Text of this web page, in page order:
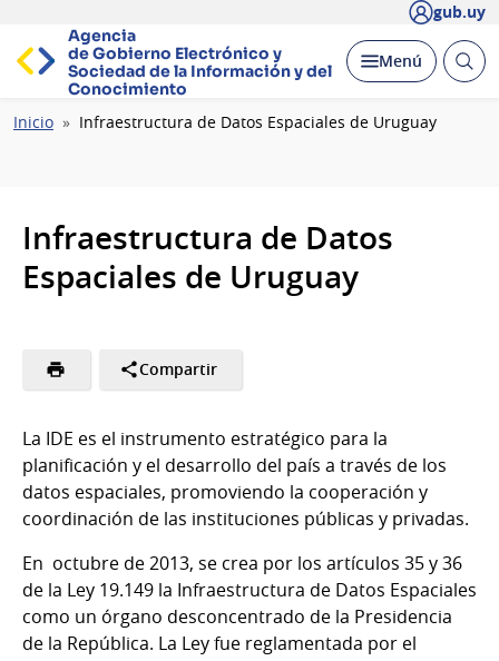
gub.uy
Agencia
de Gobierno Electrónico y
Sociedad de la Información y del
Conocimiento
Desplegar
Menú Abrir
Ruta
Inicio Infraestructura de Datos Espaciales de Uruguay
Infraestructura de Datos
Espaciales de Uruguay
Compartir
La IDE es el instrumento estratégico para la
planificación y el desarrollo del país a través de los
datos espaciales, promoviendo la cooperación y
coordinación de las instituciones públicas y privadas.
En octubre de 2013, se crea por los artículos 35 y 36
de la Ley 19.149 la Infraestructura de Datos Espaciales
como un órgano desconcentrado de la Presidencia
de la República. La Ley fue reglamentada por el